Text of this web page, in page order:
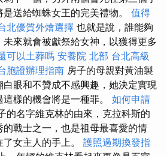
送給蜘蛛女王的完美禮物。 值得
北優質外燴選擇 也就是說，誰能夠
來就會被獻祭給女神，以獲得更多
可以土葬嗎 安養院 北部 台北高級
胞證辦理指南 房子的母親對黃油製
眼和不贊成不感興趣，她決定實現
樣的機會將是一種罪。 如何申請
的名字維克林的由來，克拉科斯的
戰士之一，也是祖母最喜愛的情
女主人的手上。 護照過期換發指